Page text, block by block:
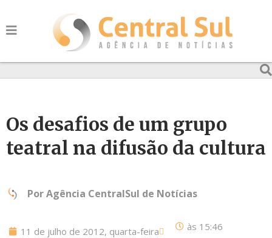
Os desafios de um grupo
teatral na difusão da cultura
PorAgência CentralSul de Notícias
11 de julho de 2012, quarta-feira às 15:46